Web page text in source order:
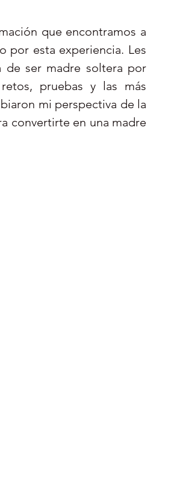
que encontramos a
por esta experiencia. Les
de ser madre soltera por
pruebas y las más
mi perspectiva de la
convertirte en una madre